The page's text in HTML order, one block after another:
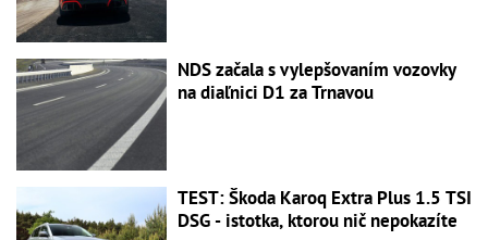
NDS začala s vylepšovaním vozovky
na diaľnici D1 za Trnavou
TEST: Škoda Karoq Extra Plus 1.5 TSI
DSG - istotka, ktorou nič nepokazíte